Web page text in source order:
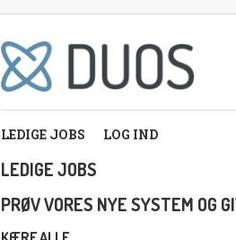
LEDIGE JOBS LOG IND
LEDIGE JOBS
PRØV VORES NYE SYSTEM OG